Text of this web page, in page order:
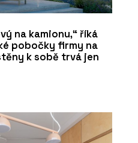
na kamionu,“ říká
pobočky firmy na
k sobě trvá jen